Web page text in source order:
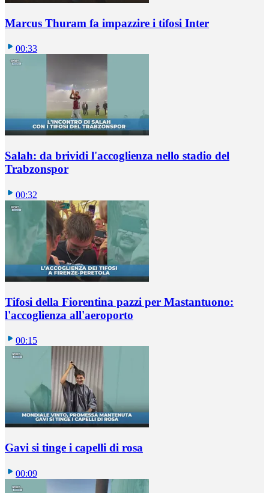
Marcus Thuram fa impazzire i tifosi Inter
00:33
Salah: da brividi l'accoglienza nello stadio del
Trabzonspor
00:32
Tifosi della Fiorentina pazzi per Mastantuono:
l'accoglienza all'aeroporto
00:15
Gavi si tinge i capelli di rosa
00:09